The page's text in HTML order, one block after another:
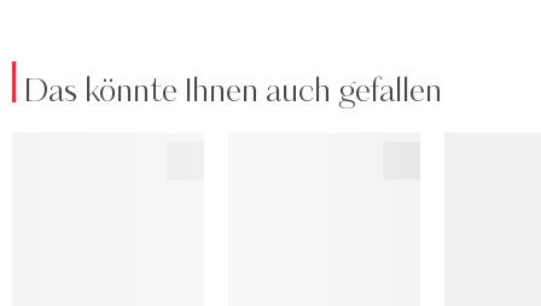
Das könnte Ihnen auch gefallen